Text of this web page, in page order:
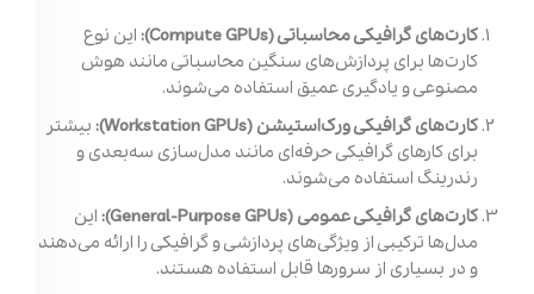
کارت‌های گرافیکی محاسباتی (Compute GPUs):
این نوع
کارت‌ها برای پردازش‌های سنگین محاسباتی مانند هوش
مصنوعی و یادگیری عمیق استفاده می‌شوند.
کارت‌های گرافیکی ورک‌استیشن (Workstation GPUs):
بیشتر
برای کارهای گرافیکی حرفه‌ای مانند مدل‌سازی سه‌بعدی و
رندرینگ استفاده می‌شوند.
کارت‌های گرافیکی عمومی (General-Purpose GPUs):
این
مدل‌ها ترکیبی از ویژگی‌های پردازشی و گرافیکی را ارائه می‌دهند
و در بسیاری از سرورها قابل استفاده هستند.